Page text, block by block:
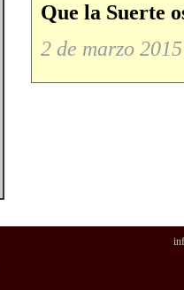
Que la Suerte
2 de marzo 2015